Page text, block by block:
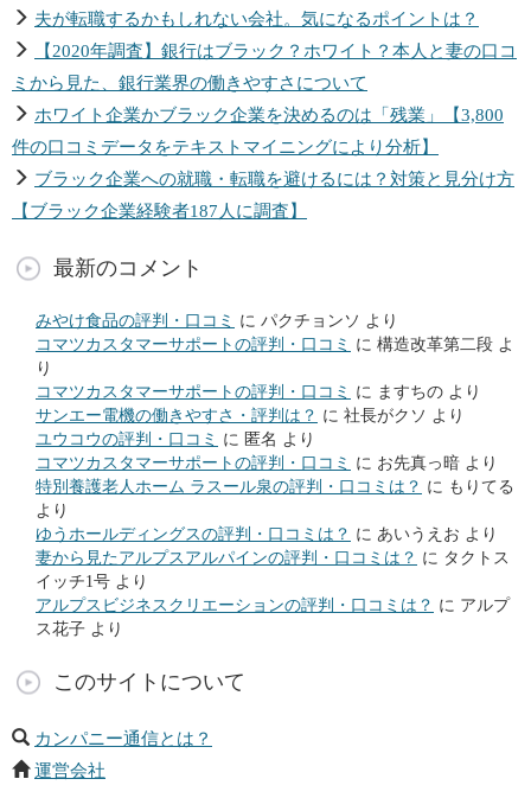
夫が転職するかもしれない会社。気になるポイントは？
【2020年調査】銀行はブラック？ホワイト？本人と妻の口コ
ミから見た、銀行業界の働きやすさについて
ホワイト企業かブラック企業を決めるのは「残業」【3,800
件の口コミデータをテキストマイニングにより分析】
ブラック企業への就職・転職を避けるには？対策と見分け方
【ブラック企業経験者187人に調査】
最新のコメント
みやけ食品の評判・口コミ に パクチョンソ より
コマツカスタマーサポートの評判・口コミ に 構造改革第二段 よ
り
コマツカスタマーサポートの評判・口コミ に ますちの より
サンエー電機の働きやすさ・評判は？ に 社長がクソ より
ユウコウの評判・口コミ に 匿名 より
コマツカスタマーサポートの評判・口コミ に お先真っ暗 より
特別養護老人ホーム ラスール泉の評判・口コミは？ に もりてる
より
ゆうホールディングスの評判・口コミは？ に あいうえお より
妻から見たアルプスアルパインの評判・口コミは？ に タクトス
イッチ1号 より
アルプスビジネスクリエーションの評判・口コミは？ に アルプ
ス花子 より
このサイトについて
カンパニー通信とは？
運営会社